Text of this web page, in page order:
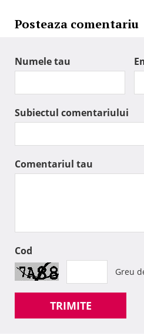
Posteaza comentariu
Numele tau
Subiectul comentariului
Comentariul tau
Cod
Greu
TRIMITE